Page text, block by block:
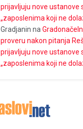
prijavljuju nove ustanove
„zaposlenima koji ne
Gradjanin na
proveru nakon pitanja
prijavljuju nove ustanove
„zaposlenima koji ne